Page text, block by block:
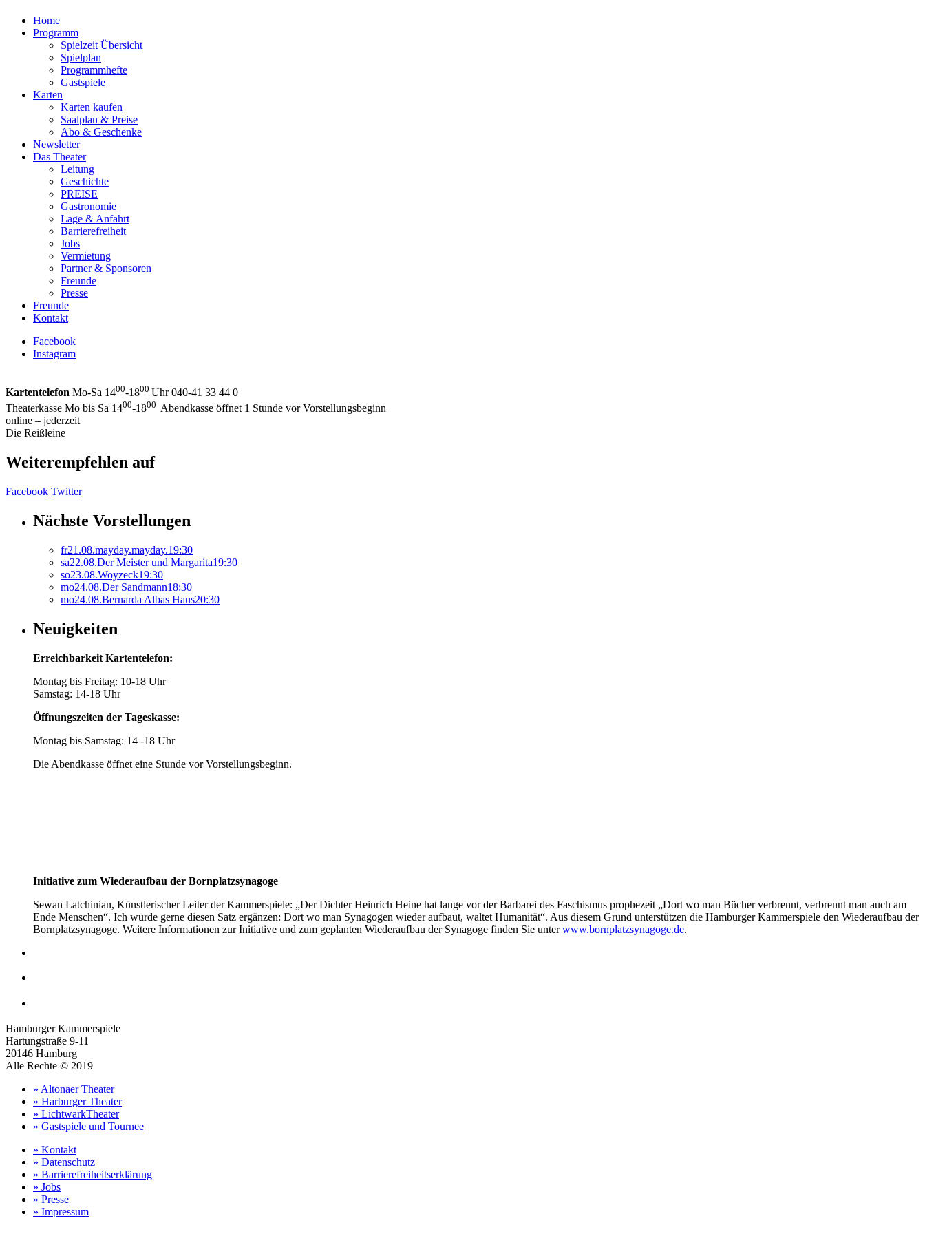
Home
Programm
Spielzeit Übersicht
Spielplan
Programmhefte
Gastspiele
Karten
Karten kaufen
Saalplan & Preise
Abo & Geschenke
Newsletter
Das Theater
Leitung
Geschichte
PREISE
Gastronomie
Lage & Anfahrt
Barrierefreiheit
Jobs
Vermietung
Partner & Sponsoren
Freunde
Presse
Freunde
Kontakt
Facebook
Instagram
Kartentelefon Mo-Sa 1400-1800 Uhr 040-41 33 44 0
Theaterkasse Mo bis Sa 1400-1800 Abendkasse öffnet 1 Stunde vor Vorstellungsbeginn
online – jederzeit
Die Reißleine
Weiterempfehlen auf
Facebook Twitter
Nächste Vorstellungen
fr21.08.mayday.mayday.19:30
sa22.08.Der Meister und Margarita19:30
so23.08.Woyzeck19:30
mo24.08.Der Sandmann18:30
mo24.08.Bernarda Albas Haus20:30
Neuigkeiten
Erreichbarkeit Kartentelefon:
Montag bis Freitag: 10-18 Uhr
Samstag: 14-18 Uhr
Öffnungszeiten der Tageskasse:
Montag bis Samstag: 14 -18 Uhr
Die Abendkasse öffnet eine Stunde vor Vorstellungsbeginn.
Initiative zum Wiederaufbau der Bornplatzsynagoge
Sewan Latchinian, Künstlerischer Leiter der Kammerspiele: „Der Dichter Heinrich Heine hat lange vor der Barbarei des Faschismus prophezeit „Dort wo man Bücher verbrennt, verbrennt man auch am
Ende Menschen“. Ich würde gerne diesen Satz ergänzen: Dort wo man Synagogen wieder aufbaut, waltet Humanität“. Aus diesem Grund unterstützen die Hamburger Kammerspiele den Wiederaufbau der
Bornplatzsynagoge. Weitere Informationen zur Initiative und zum geplanten Wiederaufbau der Synagoge finden Sie unterwww.bornplatzsynagoge.de.
Hamburger Kammerspiele
Hartungstraße 9-11
20146 Hamburg
Alle Rechte © 2019
» Altonaer Theater
» Harburger Theater
» LichtwarkTheater
» Gastspiele und Tournee
» Kontakt
» Datenschutz
» Barrierefreiheitserklärung
» Jobs
» Presse
» Impressum